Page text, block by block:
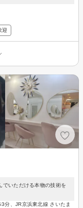
迎
でいただける本物の技術を
分、JR京浜東北線 さいたま